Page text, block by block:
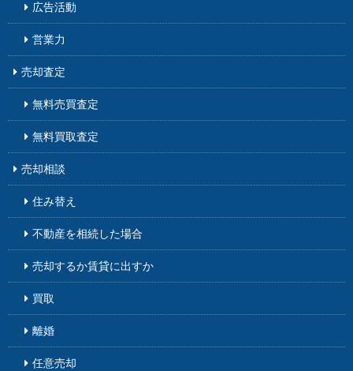
広告活動
営業力
売却査定
無料売買査定
無料買取査定
売却相談
住み替え
不動産を相続した場合
売却するか賃貸に出すか
買取
離婚
任意売却